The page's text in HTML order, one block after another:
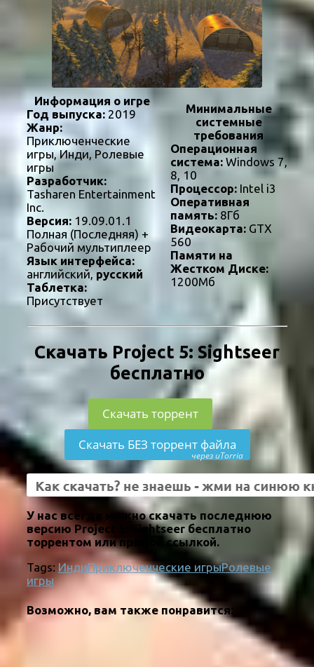
Информация о игре
Год выпуска: 2019
Жанр:
Приключенческие
игры, Инди, Ролевые
игры
Разработчик:
Tasharen Entertainment
Inc.
Версия: 19.09.01.1
Полная (Последняя) +
Рабочий мультиплеер
Язык интерфейса:
английский, русский
Таблетка:
Присутствует
Минимальные
системные
требования
Операционная
система:Windows 7,
8, 10
Процессор:Intel i3
Оперативная
память:8Гб
Видеокарта:GTX
560
Памяти на
Жестком Диске:
1200Мб
Скачать Project 5: Sightseer
бесплатно
Скачать торрент
Скачать БЕЗ торрент файла
через uTorria
У нас всегда можно скачать последнюю
версию Project 5: Sightseer бесплатно
торрентом или прямой ссылкой.
Tags: ИндиПриключенческие игрыРолевые
игры
Возможно, вам также понравится: